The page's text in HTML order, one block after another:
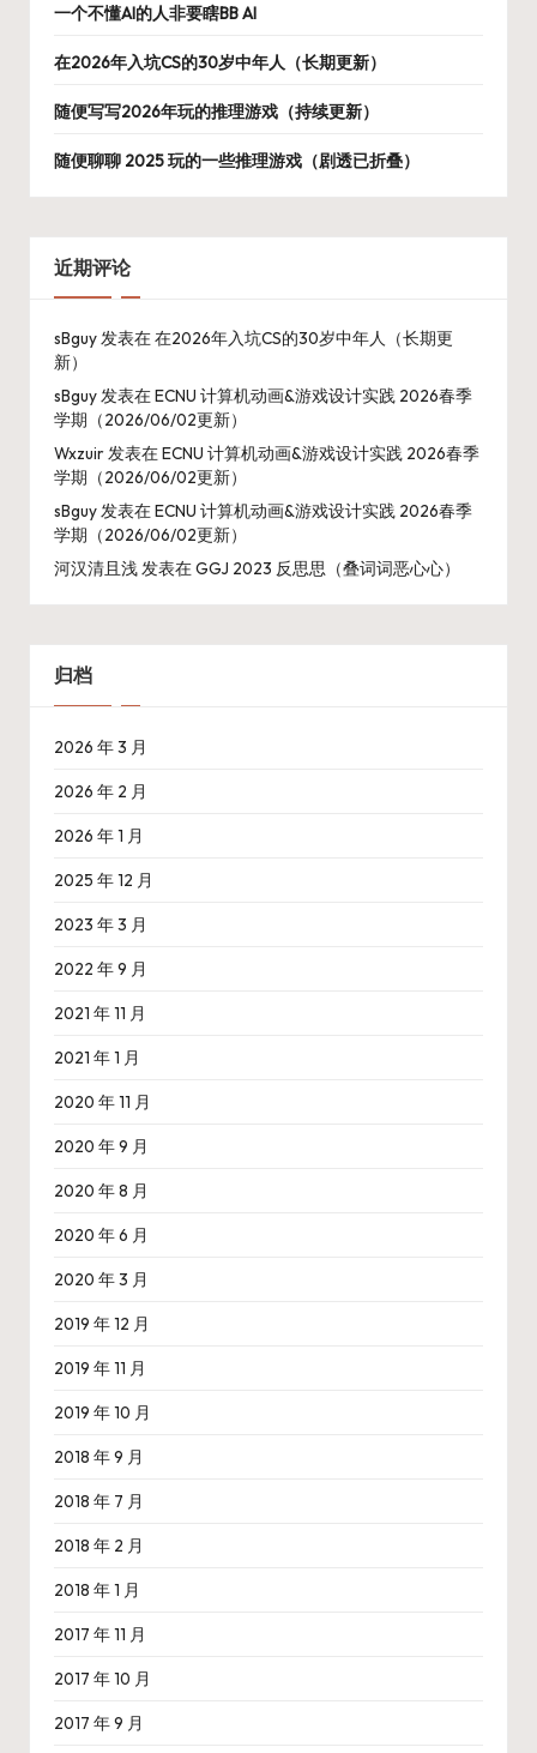
一个不懂AI的人非要瞎BB AI
在2026年入坑CS的30岁中年人（长期更新）
随便写写2026年玩的推理游戏（持续更新）
随便聊聊 2025 玩的一些推理游戏（剧透已折叠）
近期评论
sBguy发表在在2026年入坑CS的30岁中年人（长期更
新）
sBguy发表在ECNU 计算机动画&游戏设计实践 2026春季
学期（2026/06/02更新）
Wxzuir发表在ECNU 计算机动画&游戏设计实践 2026春季
学期（2026/06/02更新）
sBguy发表在ECNU 计算机动画&游戏设计实践 2026春季
学期（2026/06/02更新）
河汉清且浅发表在GGJ 2023 反思思（叠词词恶心心）
归档
2026 年 3 月
2026 年 2 月
2026 年 1 月
2025 年 12 月
2023 年 3 月
2022 年 9 月
2021 年 11 月
2021 年 1 月
2020 年 11 月
2020 年 9 月
2020 年 8 月
2020 年 6 月
2020 年 3 月
2019 年 12 月
2019 年 11 月
2019 年 10 月
2018 年 9 月
2018 年 7 月
2018 年 2 月
2018 年 1 月
2017 年 11 月
2017 年 10 月
2017 年 9 月